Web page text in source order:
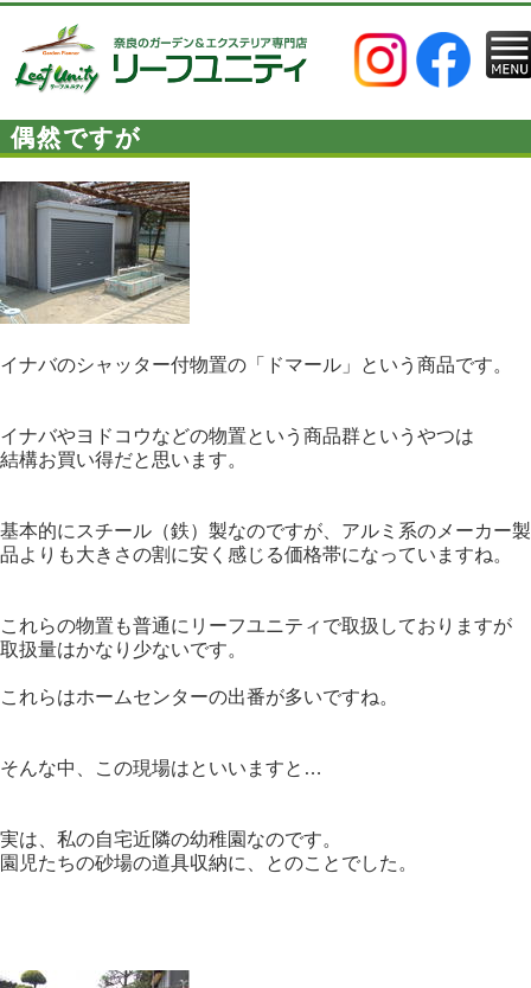
偶然ですが
イナバのシャッター付物置の「ドマール」という商品です。
イナバやヨドコウなどの物置という商品群というやつは
結構お買い得だと思います。
基本的にスチール（鉄）製なのですが、アルミ系のメーカー製
品よりも大きさの割に安く感じる価格帯になっていますね。
これらの物置も普通にリーフユニティで取扱しておりますが
取扱量はかなり少ないです。
これらはホームセンターの出番が多いですね。
そんな中、この現場はといいますと…
実は、私の自宅近隣の幼稚園なのです。
園児たちの砂場の道具収納に、とのことでした。